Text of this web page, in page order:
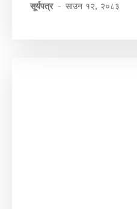
सूर्यपत्र - साउन १२, २०८३